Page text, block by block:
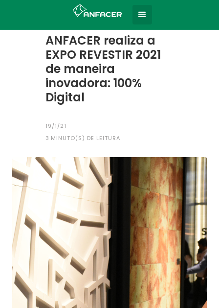
Todas as notícias
ANFACER realiza a
EXPO REVESTIR 2021
de maneira
inovadora: 100%
Digital
19/1/21
3 MINUTO(S) DE LEITURA